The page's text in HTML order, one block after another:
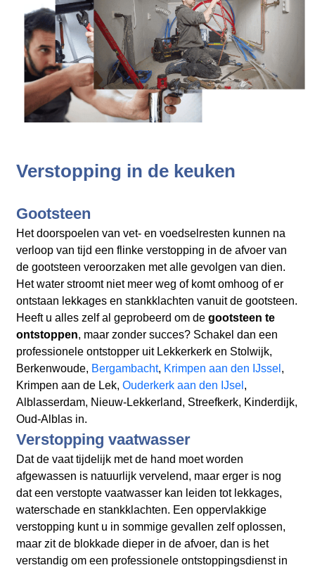
Verstopping in de keuken
Gootsteen
Het doorspoelen van vet- en voedselresten kunnen na
verloop van tijd een flinke verstopping in de afvoer van
de gootsteen veroorzaken met alle gevolgen van dien.
Het water stroomt niet meer weg of komt omhoog of er
ontstaan lekkages en stankklachten vanuit de gootsteen.
Heeft u alles zelf al geprobeerd om de gootsteen te
ontstoppen, maar zonder succes? Schakel dan een
professionele ontstopper uit Lekkerkerk en Stolwijk,
Berkenwoude, Bergambacht, Krimpen aan den IJssel ,
Krimpen aan de Lek, Ouderkerk aan den IJsel ,
Alblasserdam, Nieuw-Lekkerland, Streefkerk, Kinderdijk,
Oud-Alblas in.
Verstopping vaatwasser
Dat de vaat tijdelijk met de hand moet worden
afgewassen is natuurlijk vervelend, maar erger is nog
dat een verstopte vaatwasser kan leiden tot lekkages,
waterschade en stankklachten. Een oppervlakkige
verstopping kunt u in sommige gevallen zelf oplossen,
maar zit de blokkade dieper in de afvoer, dan is het
verstandig om een professionele ontstoppingsdienst in